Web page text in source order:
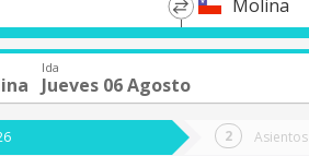
DestinoMolina
Ida
Jueves 06 Agosto
Asientos